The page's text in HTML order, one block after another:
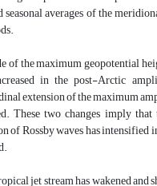
seasonal averages of the
of the maximum geopotential
in the post-Arctic
extension of the maximum
These two changes imply
of Rossby waves has
jet stream has wakened and